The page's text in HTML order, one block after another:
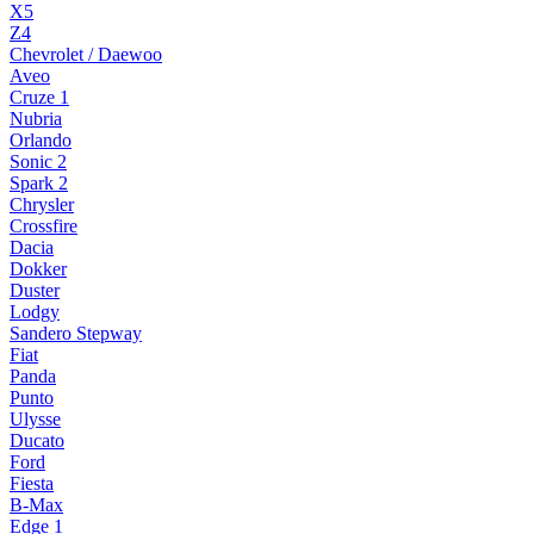
X5
Z4
Chevrolet / Daewoo
Aveo
Cruze 1
Nubria
Orlando
Sonic 2
Spark 2
Chrysler
Crossfire
Dacia
Dokker
Duster
Lodgy
Sandero Stepway
Fiat
Panda
Punto
Ulysse
Ducato
Ford
Fiesta
B-Max
Edge 1